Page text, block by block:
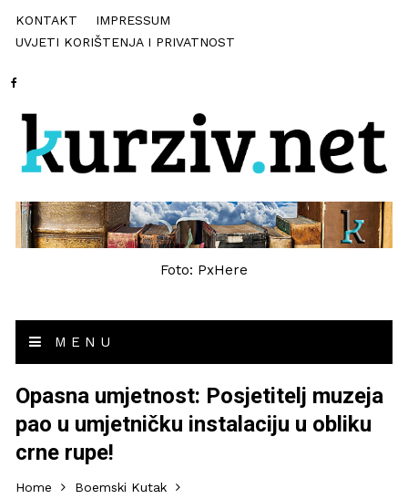
KONTAKT
IMPRESSUM
UVJETI KORIŠTENJA I PRIVATNOST
Foto: PxHere
MENU
Opasna umjetnost: Posjetitelj muzeja
pao u umjetničku instalaciju u obliku
crne rupe!
Home
Boemski Kutak